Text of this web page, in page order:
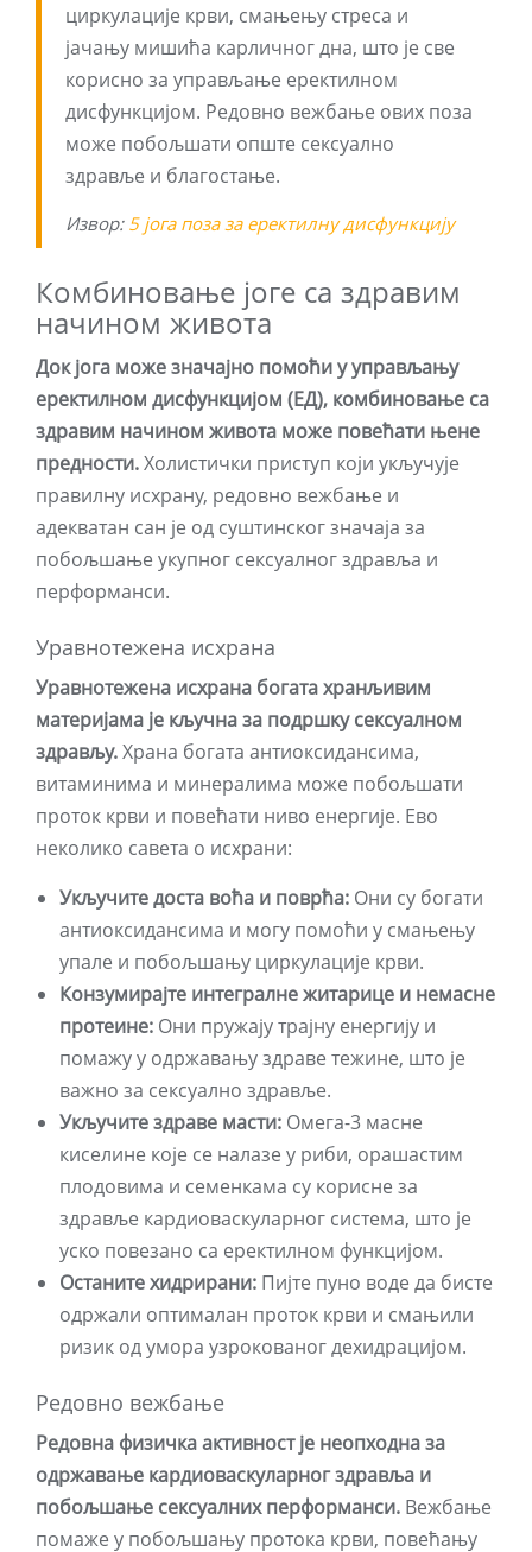
циркулације крви, смањењу стреса и
јачању мишића карличног дна, што је све
корисно за управљање еректилном
дисфункцијом. Редовно вежбање ових поза
може побољшати опште сексуално
здравље и благостање.
Извор: 5 јога поза за еректилну дисфункцију
Комбиновање јоге са здравим
начином живота
Док јога може значајно помоћи у управљању
еректилном дисфункцијом (ЕД), комбиновање са
здравим начином живота може повећати њене
предности.Холистички приступ који укључује
правилну исхрану, редовно вежбање и
адекватан сан је од суштинског значаја за
побољшање укупног сексуалног здравља и
перформанси.
Уравнотежена исхрана
Уравнотежена исхрана богата хранљивим
материјама је кључна за подршку сексуалном
здрављу.Храна богата антиоксидансима,
витаминима и минералима може побољшати
проток крви и повећати ниво енергије. Ево
неколико савета о исхрани:
Укључите доста воћа и поврћа: Они су богати
антиоксидансима и могу помоћи у смањењу
упале и побољшању циркулације крви.
Конзумирајте интегралне житарице и немасне
протеине: Они пружају трајну енергију и
помажу у одржавању здраве тежине, што је
важно за сексуално здравље.
Укључите здраве масти: Омега-3 масне
киселине које се налазе у риби, орашастим
плодовима и семенкама су корисне за
здравље кардиоваскуларног система, што је
уско повезано са еректилном функцијом.
Останите хидрирани: Пијте пуно воде да бисте
одржали оптималан проток крви и смањили
ризик од умора узрокованог дехидрацијом.
Редовно вежбање
Редовна физичка активност је неопходна за
одржавање кардиоваскуларног здравља и
побољшање сексуалних перформанси. Вежбање
помаже у побољшању протока крви, повећању